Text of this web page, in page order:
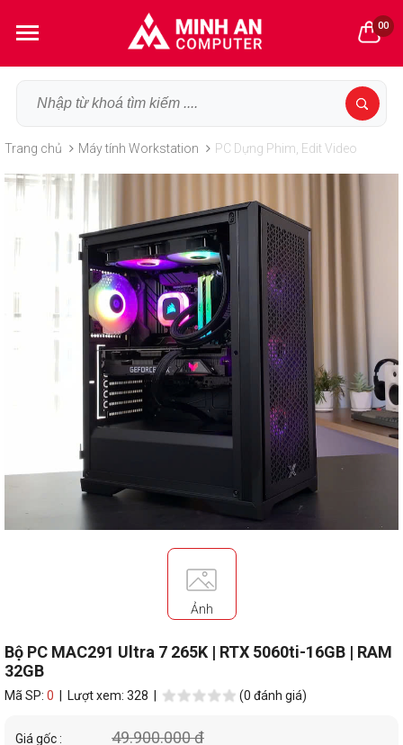
00
Trang chủ Máy tính Workstation PC Dựng Phim, Edit Video
Ảnh
Bộ PC MAC291 Ultra 7 265K | RTX 5060ti-16GB | RAM
32GB
Mã SP: 0 | Lượt xem: 328 | (0 đánh giá)
Giá gốc : 49.900.000 đ